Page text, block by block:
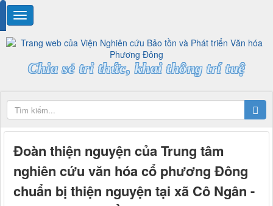
Chia sẻ tri thức, khai thông trí tuệ
Đoàn thiện nguyện của Trung tâm
nghiên cứu văn hóa cổ phương Đông
chuẩn bị thiện nguyện tại xã Cô Ngân -